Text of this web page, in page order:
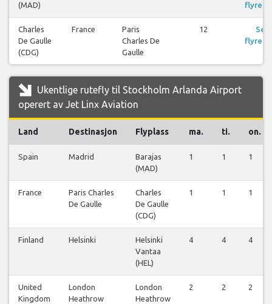
(MAD)
Charles
De Gaulle
(CDG)
France
Paris
Charles De
Gaulle
12
Se
Ukentlige rutefly til Stockholm Arlanda Airport
operert av Jet Linx Aviation
Land Destinasjon Flyplass ma. ti. on.
Spain Madrid
Barajas
(MAD)
1 1 1
France
Paris Charles
De Gaulle
Charles
De Gaulle
(CDG)
1 1 1
Finland Helsinki
Helsinki
Vantaa
(HEL)
4 4 4
United
Kingdom
London
Heathrow
London
Heathrow
2 2 2